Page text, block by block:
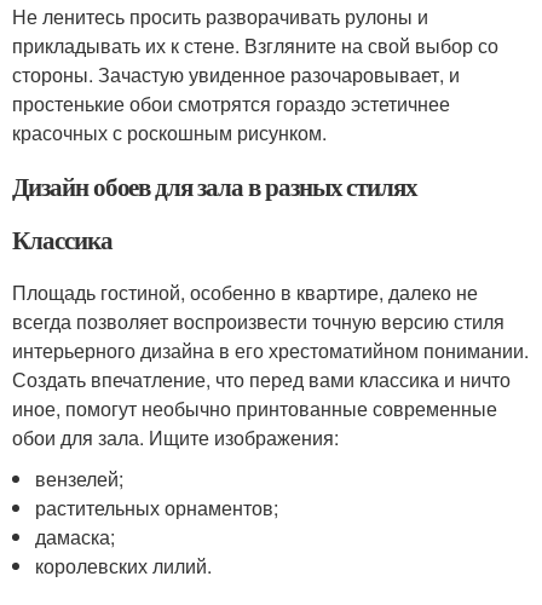
Не ленитесь просить разворачивать рулоны и
прикладывать их к стене. Взгляните на свой выбор со
стороны. Зачастую увиденное разочаровывает, и
простенькие обои смотрятся гораздо эстетичнее
красочных с роскошным рисунком.
Дизайн обоев для зала в разных стилях
Классика
Площадь гостиной, особенно в квартире, далеко не
всегда позволяет воспроизвести точную версию стиля
интерьерного дизайна в его хрестоматийном понимании.
Создать впечатление, что перед вами классика и ничто
иное, помогут необычно принтованные современные
обои для зала. Ищите изображения:
вензелей;
растительных орнаментов;
дамаска;
королевских лилий.